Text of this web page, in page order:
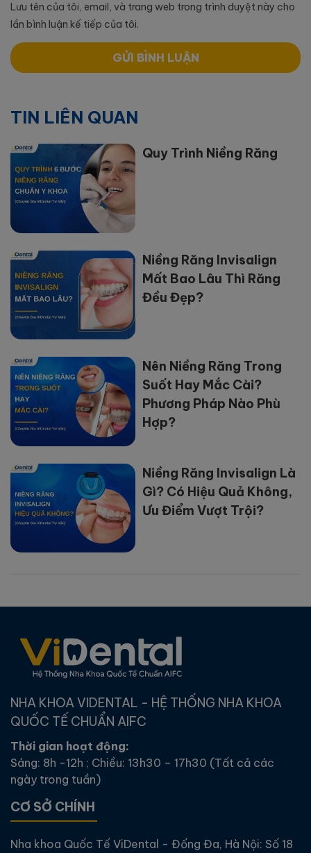
Lưu tên của tôi, email, và trang web trong trình duyệt này cho
lần bình luận kế tiếp của tôi.
TIN LIÊN QUAN
Quy Trình Niềng Răng
Niềng Răng Invisalign
Mất Bao Lâu Thì Răng
Đều Đẹp?
Nên Niềng Răng Trong
Suốt Hay Mắc Cài?
Phương Pháp Nào Phù
Hợp?
Niềng Răng Invisalign Là
Gì? Có Hiệu Quả Không,
Ưu Điểm Vượt Trội?
NHA KHOA VIDENTAL - HỆ THỐNG NHA KHOA
QUỐC TẾ CHUẨN AIFC
Thời gian hoạt động:
Sáng: 8h -12h ; Chiều: 13h30 – 17h30 (Tất cả các
ngày trong tuần)
CƠ SỞ CHÍNH
Nha khoa Quốc Tế ViDental - Đống Đa, Hà Nội: Số 18